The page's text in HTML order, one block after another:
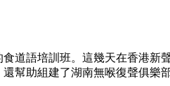
道語培訓班。這幾天在香港新
幫助組建了湖南無喉復聲俱樂